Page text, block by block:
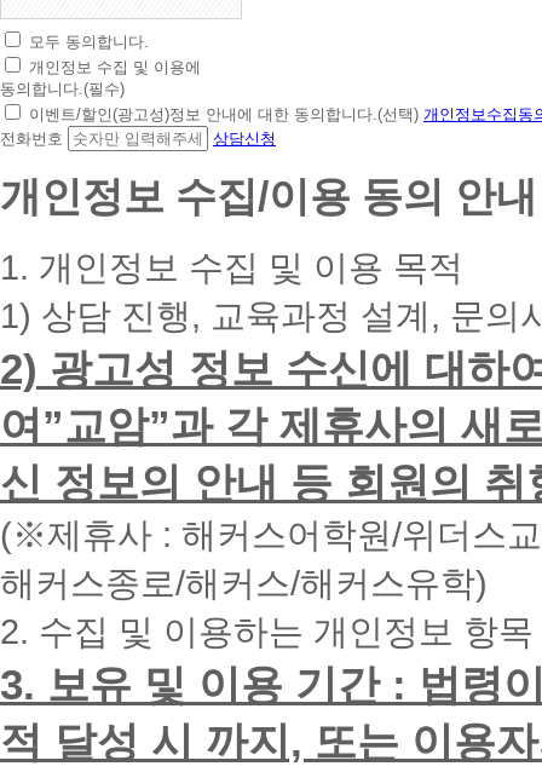
초
간
편
상
담
청
대
폰
입
력
시
면
빠
른
간
내
에
화
드
리
겠
습
니
다.
모두 동의합니다.
개인정보 수집 및 이용에
동의합니다.(필수)
이벤트/할인(광고성)정보 안내에 대한 동의합니다.(선택) 개인정보수집동
전화번호
상담신청
개인정보 수집/이용 동의 안내
1. 개인정보 수집 및 이용 목적
1) 상담 진행, 교육과정 설계, 문의
2) 광고성 정보 수신에 대하
여”교암”과 각 제휴사의 새
신 정보의 안내 등 회원의
(※제휴사 : 해커스어학원/위더스
해커스종로/해커스/해커스유학)
2. 수집 및 이용하는 개인정보 항
3. 보유 및 이용 기간 : 법령
적 달성 시 까지, 또는 이용